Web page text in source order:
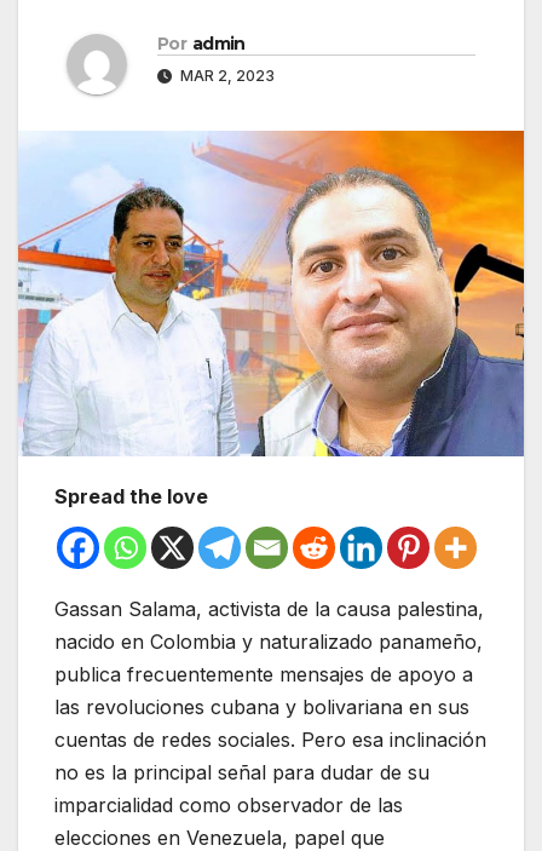
Por admin
MAR 2, 2023
Spread the love
Gassan Salama, activista de la causa palestina,
nacido en Colombia y naturalizado panameño,
publica frecuentemente mensajes de apoyo a
las revoluciones cubana y bolivariana en sus
cuentas de redes sociales. Pero esa inclinación
no es la principal señal para dudar de su
imparcialidad como observador de las
elecciones en Venezuela, papel que